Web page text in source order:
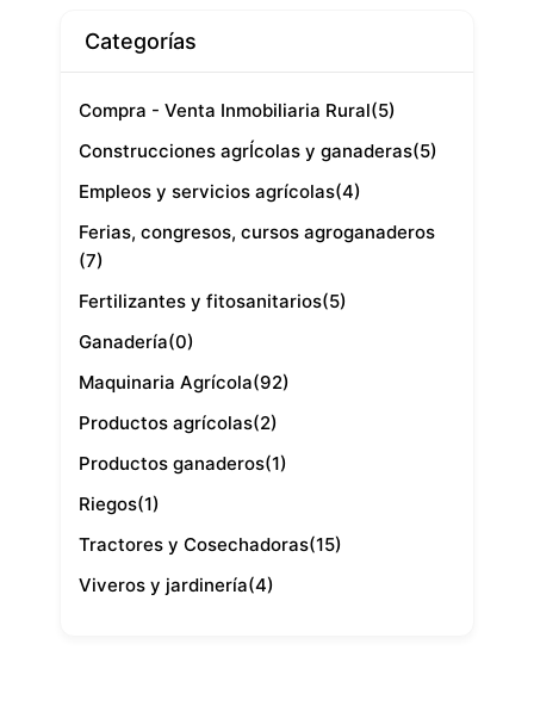
Categorías
Compra - Venta Inmobiliaria Rural(5)
Construcciones agrÍcolas y ganaderas(5)
Empleos y servicios agrícolas(4)
Ferias, congresos, cursos agroganaderos
(7)
Fertilizantes y fitosanitarios(5)
Ganadería(0)
Maquinaria Agrícola(92)
Productos agrícolas(2)
Productos ganaderos(1)
Riegos(1)
Tractores y Cosechadoras(15)
Viveros y jardinería(4)